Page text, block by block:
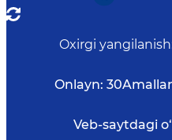
Oxirgi yangilanish
Onlayn: 30
Veb-saytdagi